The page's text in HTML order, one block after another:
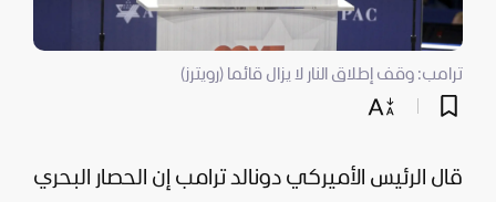
ترامب: وقف إطلاق النار لا يزال قائما (رويترز)
قال الرئيس الأميركي دونالد ترامب إن الحصار البحري